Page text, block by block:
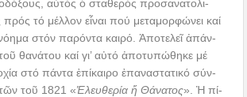
αὐτός ὁ σταθερός προ­σα­να­το­λι­
πρός τό μέλλον εἶναι πού με­τα­μορ­φώ­νει καί
νό­η­μα στόν πα­ρόν­τα και­ρό. Ἀποτελεῖ ἀπάν­
θα­νά­του καί γι’ αὐτό ἀ­πο­τυ­πώ­θη­κε μέ
στό πάντα ἐπίκαιρο ἐπανα­στα­τι­κό σύν­
τοῦ 1821 «Ἐ­λευ­θε­ρί­α ἤ Θά­να­τος». Ἡ πί­